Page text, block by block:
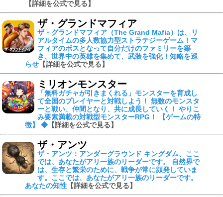
【詳細を公式で見る】
ザ・グランドマフィア
ザ・グランドマフィア（The Grand Mafia）は、リ
アルタイムの多人数協力型ストラテジーゲーム！マ
フィアのボスとなって自分だけのファミリーを築
き、世界中の英雄を集めて、武装を強化！知略を巡
らせ【詳細を公式で見る】
ミリオンモンスター
「無料ガチャが引きまくれる」モンスターを育成し
て全国のプレイヤーと対戦しよう！ 無数のモンスタ
ーと戦い、仲間となり、共に成長していく！ やりこ
み要素満載の対戦型モンスターRPG！ 【ゲームの特
徴】 ◆【詳細を公式で見る】
ザ・アンツ
ザ・アンツ：アンダーグラウンド キングダム、ここ
では、あなたがアリ一族のリーダーです。 自然界で
は、生存と繁栄のために、戦争が常に頻発していま
す。ここでは、あなたがアリ一族のリーダーです。
あなたの知性【詳細を公式で見る】